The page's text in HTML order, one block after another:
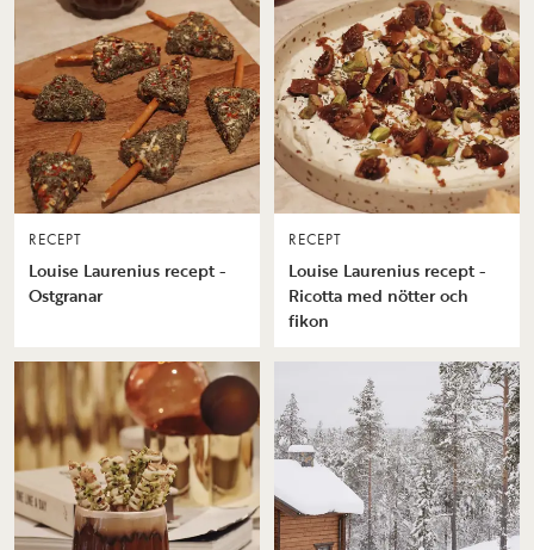
RECEPT
Louise Laurenius recept -
Ostgranar
RECEPT
Louise Laurenius recept -
Ricotta med nötter och
fikon